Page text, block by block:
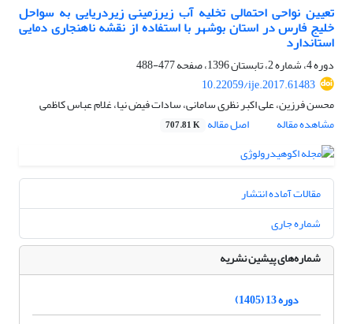
تعیین نواحی احتمالی تخلیه آب زیرزمینی زیردریایی به سواحل
خلیج فارس در استان بوشهر با استفاده از نقشه ناهنجاری دمایی
استاندارد
دوره 4، شماره 2، تابستان 1396، صفحه
477-488
10.22059/ije.2017.61483
محسن فرزین، علی اکبر نظری سامانی، سادات فیض نیا، غلام عباس کاظمی
مشاهده مقاله
اصل مقاله 707.81 K
مقالات آماده انتشار
شماره جاری
شماره‌های پیشین نشریه
دوره 13 (1405)